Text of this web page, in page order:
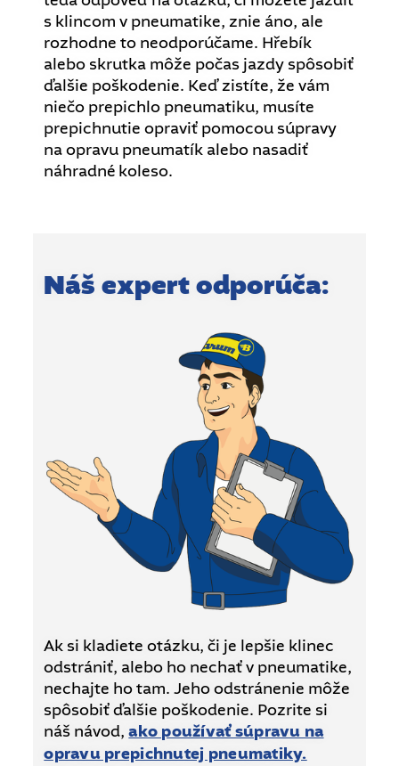
s klincom v pneumatike, znie áno, ale
rozhodne to neodporúčame. Hřebík
alebo skrutka môže počas jazdy spôsobiť
ďalšie poškodenie. Keď zistíte, že vám
niečo prepichlo pneumatiku, musíte
prepichnutie opraviť pomocou súpravy
na opravu pneumatík alebo nasadiť
náhradné koleso.
Náš expert odporúča:
Ak si kladiete otázku, či je lepšie klinec
odstrániť, alebo ho nechať v pneumatike,
nechajte ho tam. Jeho odstránenie môže
spôsobiť ďalšie poškodenie. Pozrite si
náš návod,ako používať súpravu na
opravu prepichnutej pneumatiky.